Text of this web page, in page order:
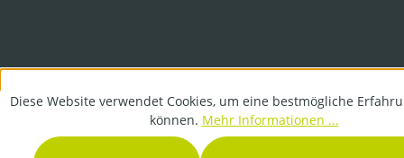
Diese Website verwendet Cookies, um eine bestmögliche
können. Mehr Informationen ...